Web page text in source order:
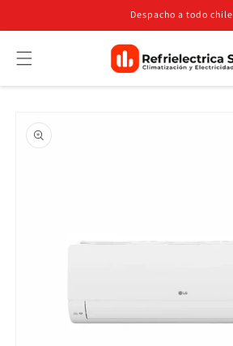
al contenido
Despacho a todo chile
a la
información